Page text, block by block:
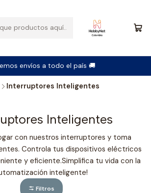
envíos a todo el país 🚚
Interruptores Inteligentes
Inteligentes
con nuestros interruptores y toma
Controla tus dispositivos eléctricos
y eficiente.Simplifica tu vida con la
inteligente!
Filtros